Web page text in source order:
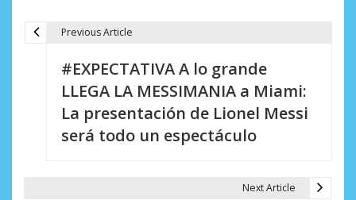
Previous Article
#EXPECTATIVA A lo grande
LLEGA LA MESSIMANIA a Miami:
La presentación de Lionel Messi
será todo un espectáculo
Next Article